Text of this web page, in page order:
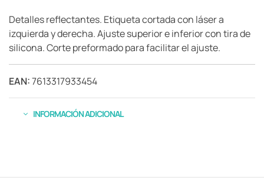
Detalles reflectantes. Etiqueta cortada con láser a
izquierda y derecha. Ajuste superior e inferior con tira de
silicona. Corte preformado para facilitar el ajuste.
EAN:7613317933454
INFORMACIÓN ADICIONAL